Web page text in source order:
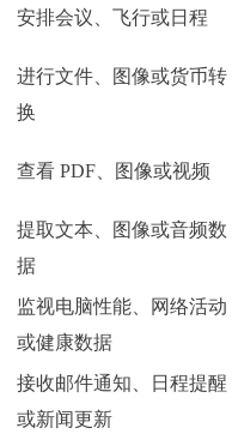
安排会议、飞行或日程
进行文件、图像或货币转
换
查看 PDF、图像或视频
提取文本、图像或音频数
据
监视电脑性能、网络活动
或健康数据
接收邮件通知、日程提醒
或新闻更新